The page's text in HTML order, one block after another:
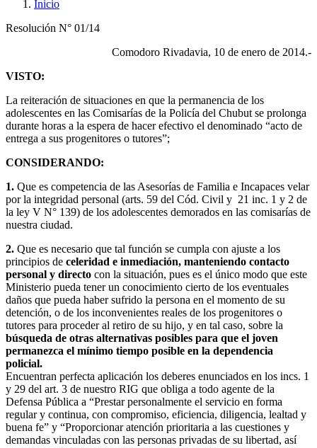
Inicio
Resolución N° 01/14
Comodoro Rivadavia, 10 de enero de 2014.-
VISTO:
La reiteración de situaciones en que la permanencia de los
adolescentes en las Comisarías de la Policía del Chubut se prolonga
durante horas a la espera de hacer efectivo el denominado “acto de
entrega a sus progenitores o tutores”;
CONSIDERANDO:
1. Que es competencia de las Asesorías de Familia e Incapaces velar
por la integridad personal (arts. 59 del Cód. Civil y 21 inc. 1 y 2 de
la ley V N° 139) de los adolescentes demorados en las comisarías de
nuestra ciudad.
2. Que es necesario que tal función se cumpla con ajuste a los
principios de celeridad e inmediación, manteniendo contacto
personal y directo con la situación, pues es el único modo que este
Ministerio pueda tener un conocimiento cierto de los eventuales
daños que pueda haber sufrido la persona en el momento de su
detención, o de los inconvenientes reales de los progenitores o
tutores para proceder al retiro de su hijo, y en tal caso, sobre la
búsqueda de otras alternativas posibles para que el joven
permanezca el mínimo tiempo posible en la dependencia
policial.
Encuentran perfecta aplicación los deberes enunciados en los incs. 1
y 29 del art. 3 de nuestro RIG que obliga a todo agente de la
Defensa Pública a “Prestar personalmente el servicio en forma
regular y continua, con compromiso, eficiencia, diligencia, lealtad y
buena fe” y “Proporcionar atención prioritaria a las cuestiones y
demandas vinculadas con las personas privadas de su libertad, así